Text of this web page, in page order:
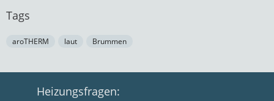
Tags
aroTHERM laut Brummen
Heizungsfragen: